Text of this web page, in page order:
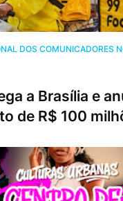
DOS COMUNICADORES
a Brasília e
de R$ 100